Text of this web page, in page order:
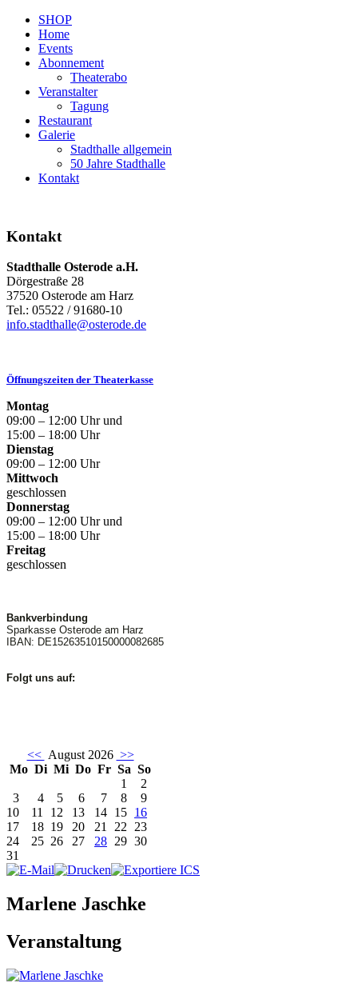
SHOP
Home
Events
Abonnement
Theaterabo
Veranstalter
Tagung
Restaurant
Galerie
Stadthalle allgemein
50 Jahre Stadthalle
Kontakt
Kontakt
Stadthalle Osterode a.H.
Dörgestraße 28
37520 Osterode am Harz
Tel.: 05522 / 91680-10
info.stadthalle@osterode.de
Öffnungszeiten der Theaterkasse
Montag
09:00 – 12:00 Uhr und
15:00 – 18:00 Uhr
Dienstag
09:00 – 12:00 Uhr
Mittwoch
geschlossen
Donnerstag
09:00 – 12:00 Uhr und
15:00 – 18:00 Uhr
Freitag
geschlossen
Bankverbindung
Sparkasse Osterode am Harz
IBAN: DE15263510150000082685
Folgt uns auf:
<< August 2026 >>
Mo Di Mi Do Fr Sa So
1
2
3
4 5 6 7 8
9
10
11 12 13 14 15 16
17
18 19 20 21 22 23
24
25 26 27 28 29 30
31
Marlene Jaschke
Veranstaltung